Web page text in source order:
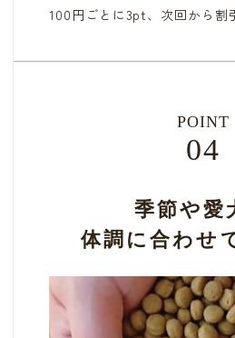
100円ごとに3pt、次回から割
POINT
04
季節や愛
体調に合わせ